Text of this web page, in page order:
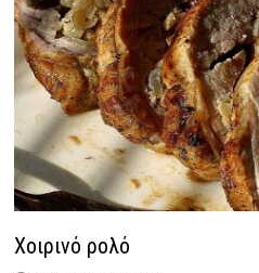
Χοιρινό ρολό